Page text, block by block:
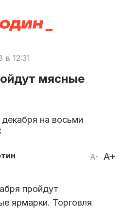
в 12:31
мясные
на восьми
A- A+
пройдут
ярмарки. Торговля